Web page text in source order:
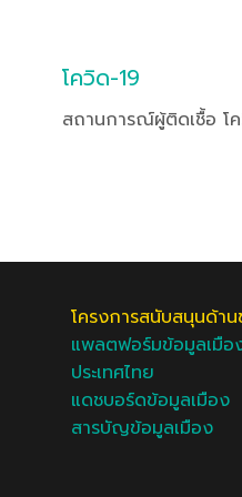
โควิด-19
สถานการณ์ผู้ติดเชื้อ โค
โครงการสนับสนุนด้า
แพลตฟอร์มข้อมูลเมือ
ประเทศไทย
แดชบอร์ดข้อมูลเมือง
สารบัญข้อมูลเมือง